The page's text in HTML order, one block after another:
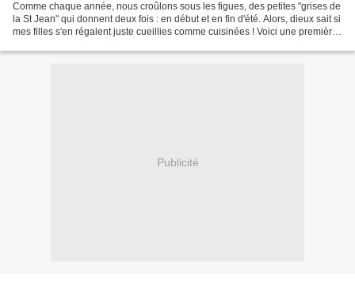
Comme chaque année, nous croûlons sous les figues, des petites "grises de
la St Jean" qui donnent deux fois : en début et en fin d'été. Alors, dieux sait si
mes filles s'en régalent juste cueillies comme cuisinées ! Voici une première
Publicité